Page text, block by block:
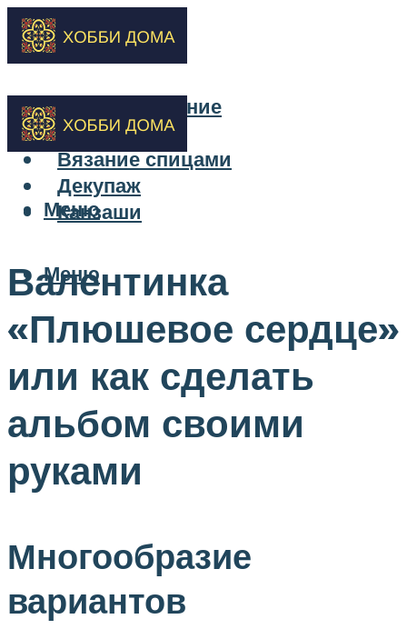
Бисероплетение
Вышивка
Вязание спицами
Декупаж
Канзаши
Меню
Меню
Валентинка
«Плюшевое сердце»
или как сделать
альбом своими
руками
Многообразие
вариантов